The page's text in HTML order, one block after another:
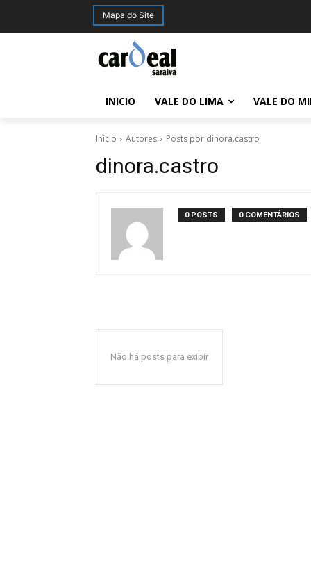
Mapa do Site
INICIO VALE DO LIMA VALE DO
Início Autores Posts por dinora.castro
dinora.castro
0 POSTS 0 COMENTÁRIOS
Não há posts para exibir